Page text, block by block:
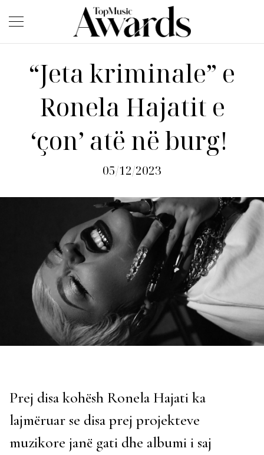
“Jeta kriminale” e
Ronela Hajatit e
‘çon’ atë në burg!
05/12/2023
Prej disa kohësh Ronela Hajati ka
lajmëruar se disa prej projekteve
muzikore janë gati dhe albumi i saj